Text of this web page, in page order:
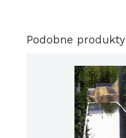
Podobne produkty